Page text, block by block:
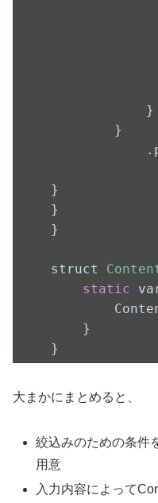
            }
        }
}
}
}
struct
static
    }
}
大まかにまとめると、
絞込みのための条件
用意
入力内容によって